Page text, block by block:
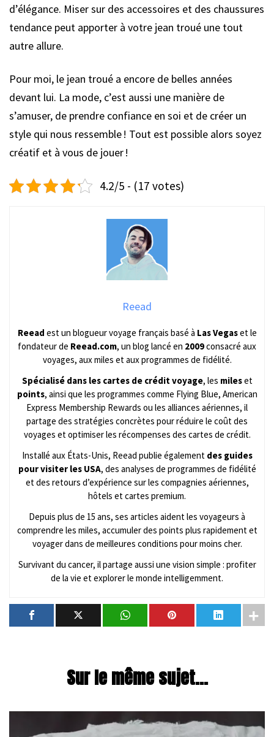
d’élégance. Miser sur des accessoires et des chaussures
tendance peut apporter à votre jean troué une tout
autre allure.
Pour moi, le jean troué a encore de belles années
devant lui. La mode, c’est aussi une manière de
s’amuser, de prendre confiance en soi et de créer un
style qui nous ressemble ! Tout est possible alors soyez
créatif et à vous de jouer !
4.2/5 - (17 votes)
Reead
Reead est un blogueur voyage français basé à Las Vegaset le
fondateur de Reead.com, un blog lancé en 2009consacré aux
voyages, aux miles et aux programmes de fidélité.
Spécialisé dans les cartes de crédit voyage, les mileset
points, ainsi que les programmes comme Flying Blue, American
Express Membership Rewards ou les alliances aériennes, il
partage des stratégies concrètes pour réduire le coût des
voyages et optimiser les récompenses des cartes de crédit.
Installé aux États-Unis, Reead publie également des guides
pour visiter les USA, des analyses de programmes de fidélité
et des retours d’expérience sur les compagnies aériennes,
hôtels et cartes premium.
Depuis plus de 15 ans, ses articles aident les voyageurs à
comprendre les miles, accumuler des points plus rapidement et
voyager dans de meilleures conditions pour moins cher.
Survivant du cancer, il partage aussi une vision simple : profiter
de la vie et explorer le monde intelligemment.
Sur le même sujet...